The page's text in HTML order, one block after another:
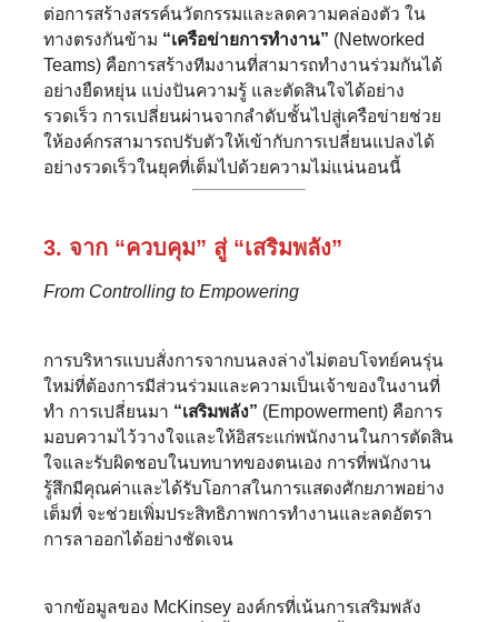
ต่อการสร้างสรรค์นวัตกรรมและลดความคล่องตัว ใน
ทางตรงกันข้าม “เครือข่ายการทำงาน” (Networked
Teams) คือการสร้างทีมงานที่สามารถทำงานร่วมกันได้
อย่างยืดหยุ่น แบ่งปันความรู้ และตัดสินใจได้อย่าง
รวดเร็ว การเปลี่ยนผ่านจากลำดับชั้นไปสู่เครือข่ายช่วย
ให้องค์กรสามารถปรับตัวให้เข้ากับการเปลี่ยนแปลงได้
อย่างรวดเร็วในยุคที่เต็มไปด้วยความไม่แน่นอนนี้
3. จาก “ควบคุม” สู่ “เสริมพลัง”
From Controlling to Empowering
การบริหารแบบสั่งการจากบนลงล่างไม่ตอบโจทย์คนรุ่น
ใหม่ที่ต้องการมีส่วนร่วมและความเป็นเจ้าของในงานที่
ทำ การเปลี่ยนมา “เสริมพลัง” (Empowerment) คือการ
มอบความไว้วางใจและให้อิสระแก่พนักงานในการตัดสิน
ใจและรับผิดชอบในบทบาทของตนเอง การที่พนักงาน
รู้สึกมีคุณค่าและได้รับโอกาสในการแสดงศักยภาพอย่าง
เต็มที่ จะช่วยเพิ่มประสิทธิภาพการทำงานและลดอัตรา
การลาออกได้อย่างชัดเจน
จากข้อมูลของ McKinsey องค์กรที่เน้นการเสริมพลัง